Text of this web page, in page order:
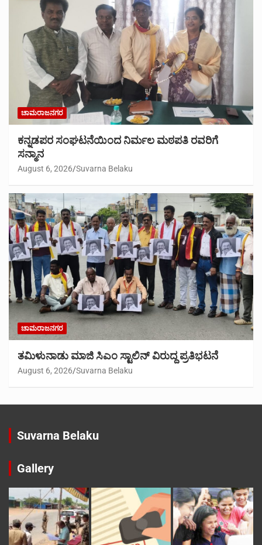
ಚಾಮರಾಜನಗರ
ಕನ್ನಡಪರ ಸಂಘಟನೆಯಿಂದ ನಿರ್ಮಲ ಮಠಪತಿ ರವರಿಗೆ
ಸನ್ಮಾನ
August 6, 2026 Suvarna Belaku
ಚಾಮರಾಜನಗರ
ತಮಿಳುನಾಡು ಮಾಜಿ ಸಿಎಂ ಸ್ಟಾಲಿನ್ ವಿರುದ್ದ ಪ್ರತಿಭಟನೆ
August 6, 2026 Suvarna Belaku
Suvarna Belaku
Gallery